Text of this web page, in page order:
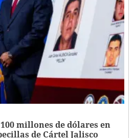
millones de dólares en
de Cártel Jalisco